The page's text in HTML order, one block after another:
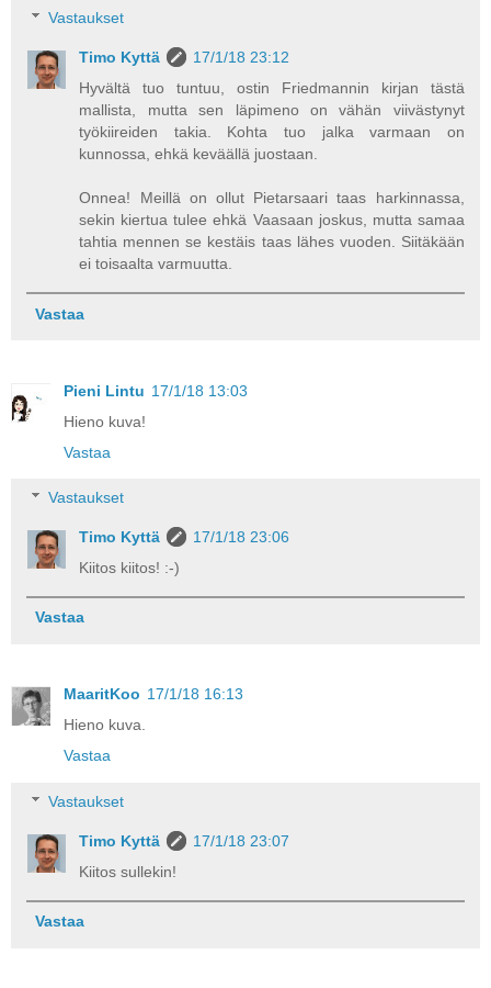
Vastaukset
Timo Kyttä
17/1/18 23:12
Hyvältä tuo tuntuu, ostin Friedmannin kirjan tästä
mallista, mutta sen läpimeno on vähän viivästynyt
työkiireiden takia. Kohta tuo jalka varmaan on
kunnossa, ehkä keväällä juostaan.
Onnea! Meillä on ollut Pietarsaari taas harkinnassa,
sekin kiertua tulee ehkä Vaasaan joskus, mutta samaa
tahtia mennen se kestäis taas lähes vuoden. Siitäkään
ei toisaalta varmuutta.
Vastaa
Pieni Lintu 17/1/18 13:03
Hieno kuva!
Vastaa
Vastaukset
Timo Kyttä
17/1/18 23:06
Kiitos kiitos! :-)
Vastaa
MaaritKoo 17/1/18 16:13
Hieno kuva.
Vastaa
Vastaukset
Timo Kyttä
17/1/18 23:07
Kiitos sullekin!
Vastaa